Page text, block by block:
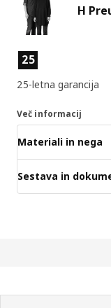
H
Lastnosti izdelka
25
25-letna garancija
Več informacij
Materiali in nega
Sestava in